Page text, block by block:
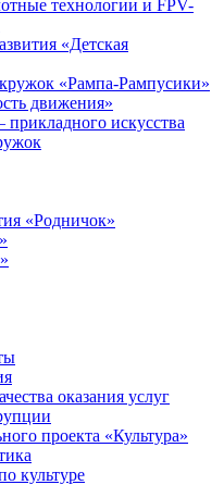
технологии и FPV-
«Детская
«Рампа-Рампусики»
движения»
искусства
«Родничок»
оказания услуг
проекта «Культура»
культуре